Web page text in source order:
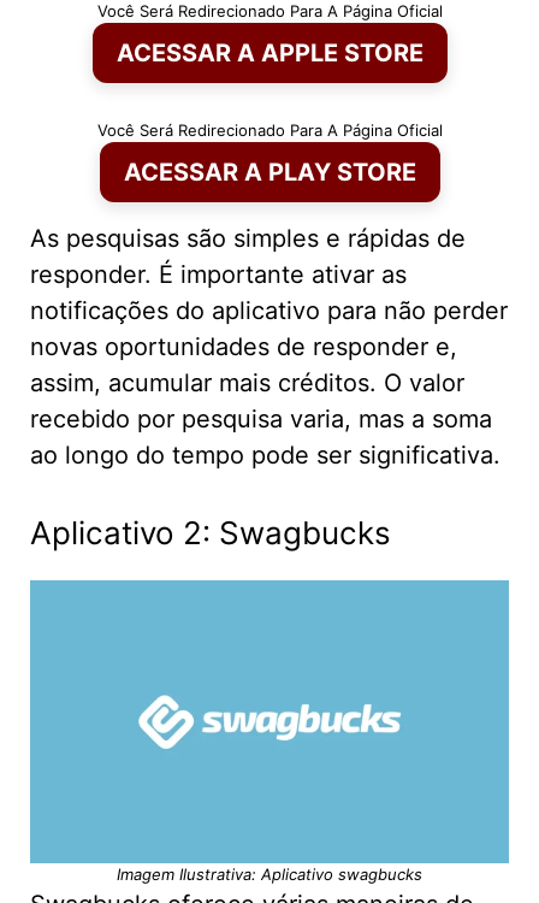
Você Será Redirecionado Para A Página Oficial
ACESSAR A APPLE STORE
Você Será Redirecionado Para A Página Oficial
ACESSAR A PLAY STORE
As pesquisas são simples e rápidas de
responder. É importante ativar as
notificações do aplicativo para não perder
novas oportunidades de responder e,
assim, acumular mais créditos. O valor
recebido por pesquisa varia, mas a soma
ao longo do tempo pode ser significativa.
Aplicativo 2: Swagbucks
Imagem Ilustrativa: Aplicativo swagbucks